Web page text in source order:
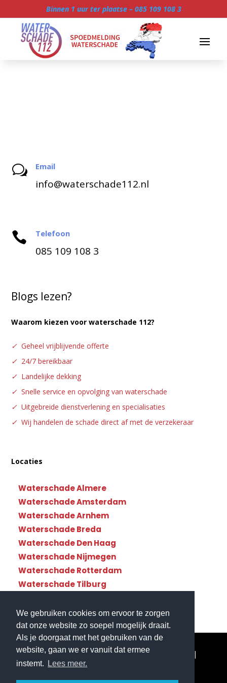
We gebruiken cookies om ervoor te zorgen
dat onze website zo soepel mogelijk draait.
Als je doorgaat met het gebruiken van de
website, gaan we er vanuit dat ermee
instemt.
Lees meer.
Binnen 1 uur ter plaatse – 085 109 108 3
w Email
info@waterschade112.nl
 Telefoon
085 109 108 3
Blogs lezen?
Waarom kiezen voor waterschade 112?
✓ Geheel vrijblijvende offerte
✓ 24/7 bereikbaar
✓ Landelijke dekking
✓ Snelle service en opvolging van waterschade
✓ Uitgebreide dienstverlening en specialisaties
✓ Wij handelen de schade direct af met de verzekeraar
Locaties
Waterschade Almere
Waterschade Amsterdam
Waterschade Arnhem
Waterschade Breda
Waterschade Den Haag
Waterschade Nijmegen
Waterschade Rotterdam
Waterschade Tilburg
© Copyright Waterschade112 - Landelijke dekking|
Website gemaakt door